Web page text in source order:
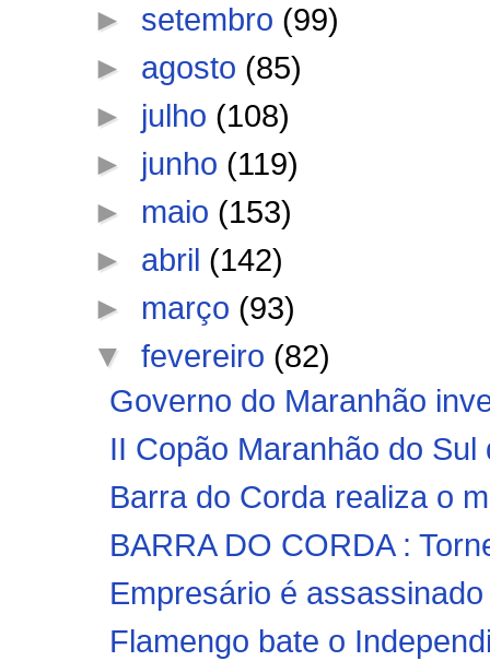
► setembro (99)
► agosto (85)
► julho (108)
► junho (119)
► maio (153)
► abril (142)
► março (93)
▼fevereiro (82)
Governo do Maranhão
II Copão Maranhão do
Barra do Corda realiza o
BARRA DO CORDA :
Empresário é
Flamengo bate o